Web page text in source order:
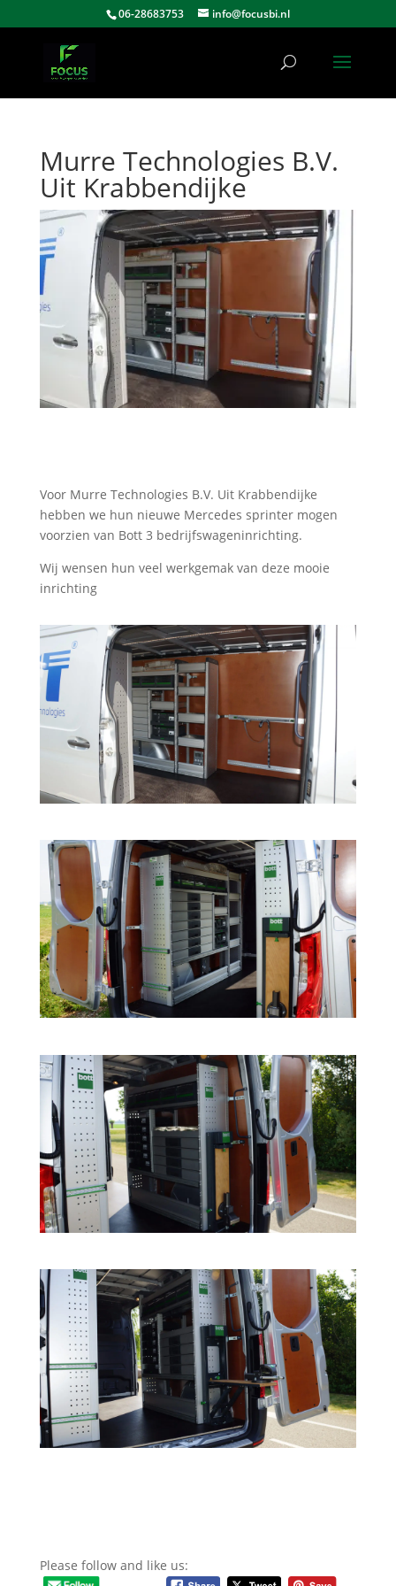
06-28683753 info@focusbi.nl
Murre Technologies B.V.
Uit Krabbendijke
Voor Murre Technologies B.V. Uit Krabbendijke
hebben we hun nieuwe Mercedes sprinter mogen
voorzien van Bott 3 bedrijfswageninrichting.
Wij wensen hun veel werkgemak van deze mooie
inrichting
Please follow and like us: